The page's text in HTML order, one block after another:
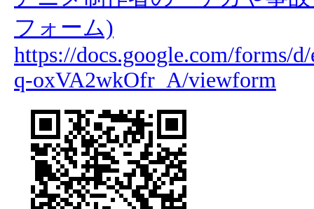
フォーム)
https://docs.google.com/forms/
q-oxVA2wkOfr_A/viewform